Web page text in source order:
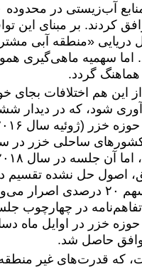
کردند. بر مبنای این
این ۲۵ مایل دریایی «منطقه آبی
سهمیه ماهی‌گیری
هماهنگ گردد.
این هم اختلافات بجای
شود، که در دیدار
اصول حل نشده تقسیم
تهران بود که بر سهم ۲٠ درصدی
در چهارچوب
خزر در اوایل ماه
که قدرت‌های غیر